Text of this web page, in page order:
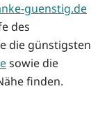
guenstig.de
des
die günstigsten
sowie die
finden.